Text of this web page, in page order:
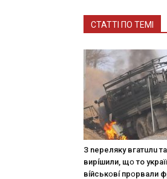
СТАТТІ ПО ТЕМІ
З nepeлякy вгaтuлu
виpíшили, щօ тo
вíйcькօвí пpօpвaли